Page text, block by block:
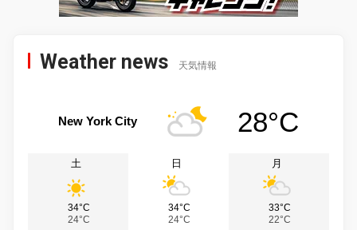
Weather news 天気情報
New York City 28°C
土
34°C
24°C
日
34°C
24°C
月
33°C
22°C